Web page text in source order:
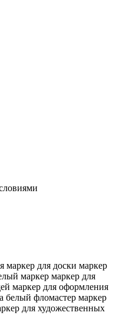
маркер для доски маркер
маркер маркер для
маркер для оформления
белый фломастер маркер
для художественных